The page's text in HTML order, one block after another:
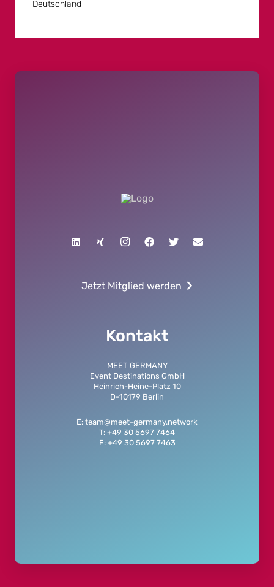
Deutschland
Jetzt Mitglied werden
Kontakt
MEET GERMANY
Event Destinations GmbH
Heinrich-Heine-Platz 10
D-10179 Berlin
E: team@meet-germany.network
T: +49 30 5697 7464
F: +49 30 5697 7463